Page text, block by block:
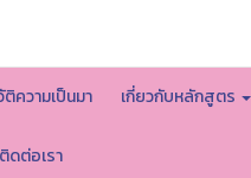
ติความเป็นมา เกี่ยวกับหลักสูตร
ติดต่อเรา